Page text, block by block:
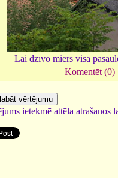
Lai dzīvo miers visā
Komentēt (0)
ietekmē attēla atrašanos